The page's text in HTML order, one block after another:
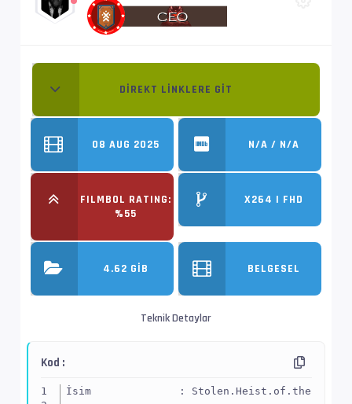
DIREKT LINKLERE GIT
08 AUG 2025 N/A / N/A
FILMBOL RATING:
%55
X264 | FHD
4.62 GIB BELGESEL
Teknik Detaylar
Kod :
İsim              :